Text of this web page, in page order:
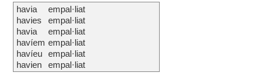
havia
havies
havia
havíem
havíeu
havien
empal·liat
empal·liat
empal·liat
empal·liat
empal·liat
empal·liat